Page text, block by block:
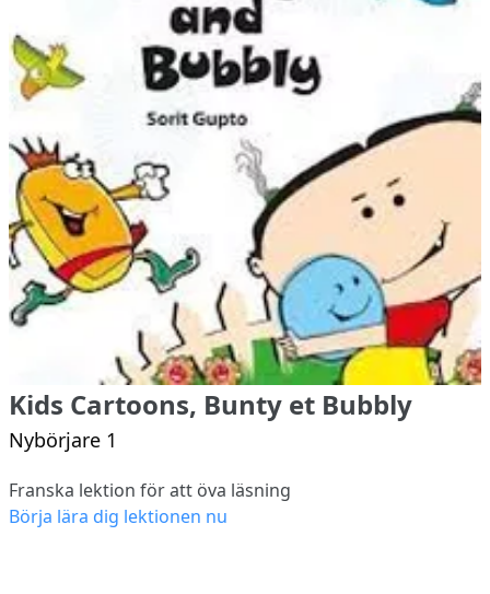
Kids Cartoons, Bunty et Bubbly
Nybörjare 1
Franska lektion för att öva läsning
Börja lära dig lektionen nu